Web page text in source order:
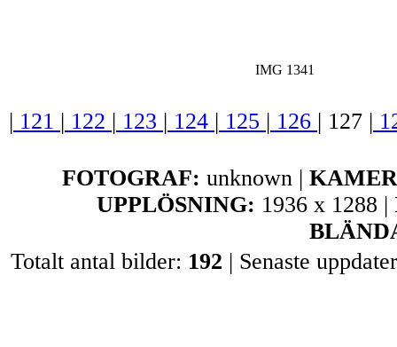
IMG 1341
| 121 | 122 | 123 | 124 | 125 | 126 | 127 |
FOTOGRAF: unknown |
UPPLÖSNING: 1936 x 1288 |
Totalt antal bilder: 192 | Senaste